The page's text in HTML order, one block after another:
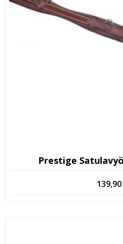
Prestige
139,90